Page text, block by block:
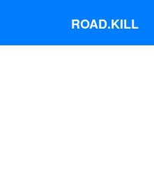
ROAD.KILL